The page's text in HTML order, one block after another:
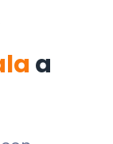
a